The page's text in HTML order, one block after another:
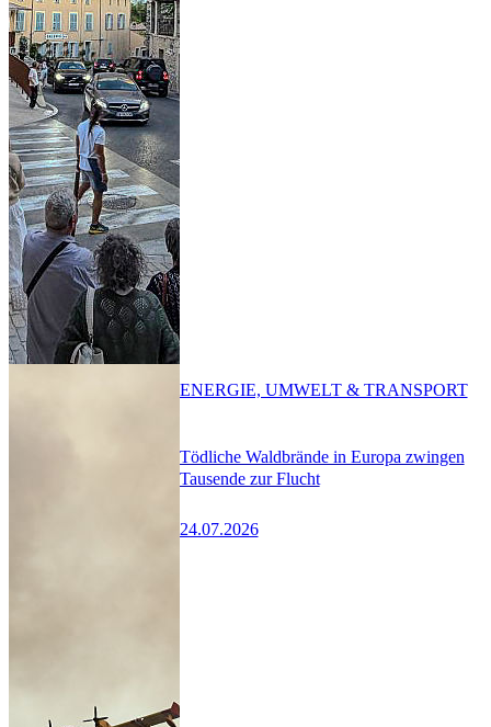
Tödliche Waldbrände in Europa zwingen
Tausende zur Flucht
24.07.2026
ENERGIE, UMWELT & TRANSPORT